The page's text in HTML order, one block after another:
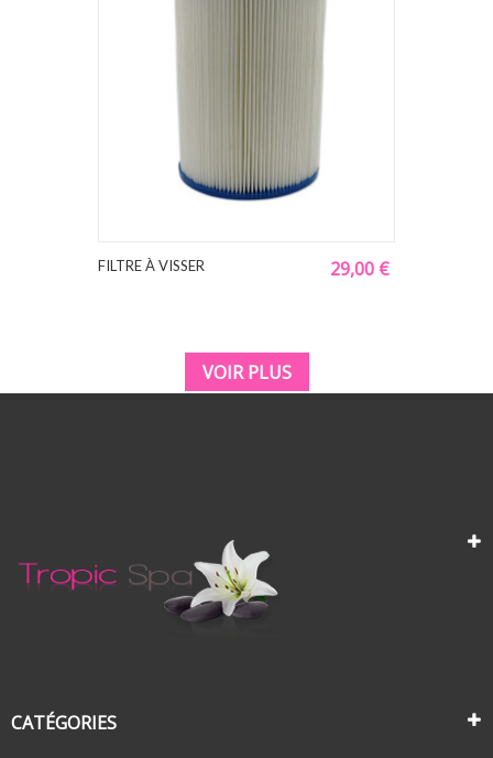
FILTRE À VISSER 29,00 €
VOIR PLUS
CATÉGORIES